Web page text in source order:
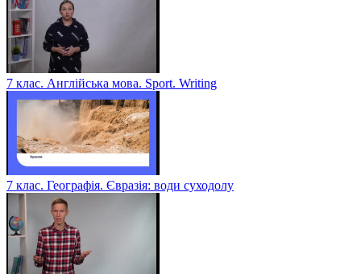
7 клас. Англійська мова. Sport. Writing
7 клас. Географія. Євразія: води суходолу